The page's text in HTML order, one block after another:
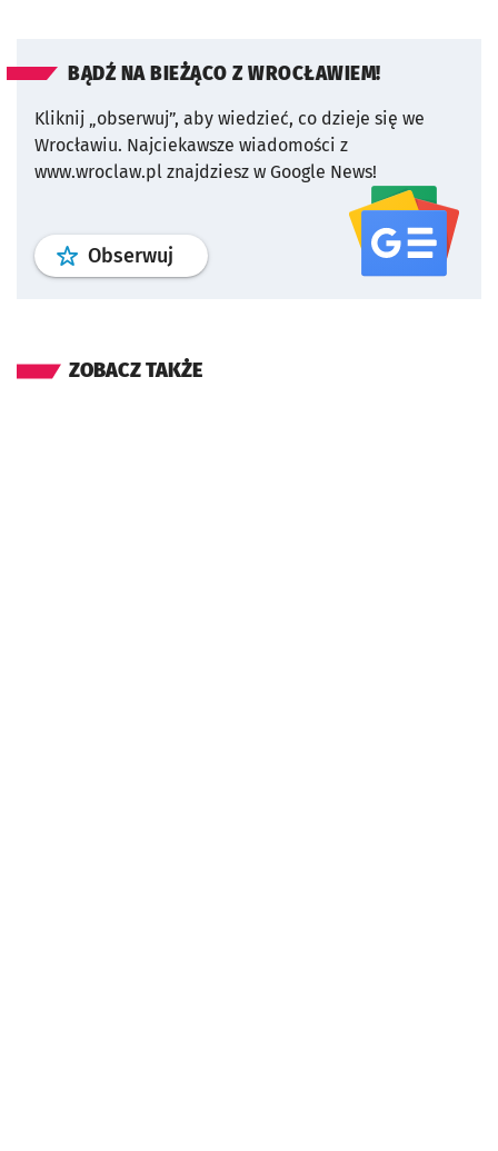
BĄDŹ NA BIEŻĄCO Z WROCŁAWIEM!
Kliknij „obserwuj”, aby wiedzieć, co dzieje się we
Wrocławiu. Najciekawsze wiadomości z
www.wroclaw.pl znajdziesz w Google News!
Obserwuj profil serwisu
ZOBACZ TAKŻE